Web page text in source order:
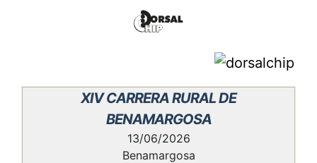
XIV CARRERA RURAL DE
BENAMARGOSA
13/06/2026
Benamargosa